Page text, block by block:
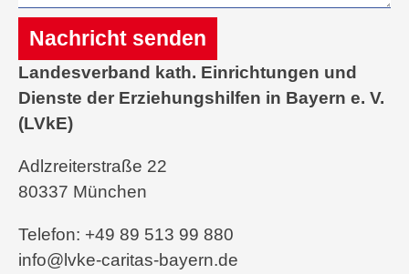
Nachricht senden
Alternative:
Landesverband kath. Einrichtungen und
Dienste der Erziehungshilfen in Bayern e. V.
(LVkE)
Adlzreiterstraße 22
80337 München
Telefon: +49 89 513 99 880
info@lvke-caritas-bayern.de